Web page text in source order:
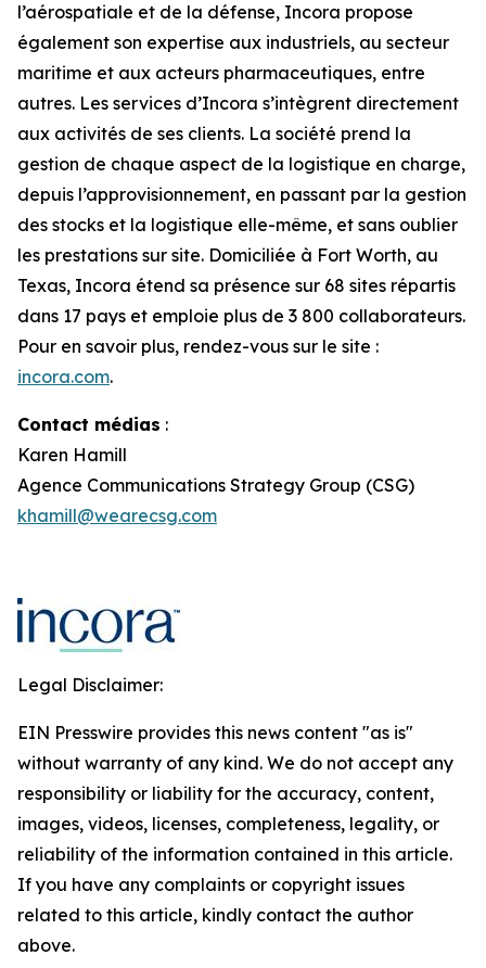
l’aérospatiale et de la défense, Incora propose
également son expertise aux industriels, au secteur
maritime et aux acteurs pharmaceutiques, entre
autres. Les services d’Incora s’intègrent directement
aux activités de ses clients. La société prend la
gestion de chaque aspect de la logistique en charge,
depuis l’approvisionnement, en passant par la gestion
des stocks et la logistique elle-même, et sans oublier
les prestations sur site. Domiciliée à Fort Worth, au
Texas, Incora étend sa présence sur 68 sites répartis
dans 17 pays et emploie plus de 3 800 collaborateurs.
Pour en savoir plus, rendez-vous sur le site :
incora.com.
Contact médias :
Karen Hamill
Agence Communications Strategy Group (CSG)
khamill@wearecsg.com
Legal Disclaimer:
EIN Presswire provides this news content "as is"
without warranty of any kind. We do not accept any
responsibility or liability for the accuracy, content,
images, videos, licenses, completeness, legality, or
reliability of the information contained in this article.
If you have any complaints or copyright issues
related to this article, kindly contact the author
above.